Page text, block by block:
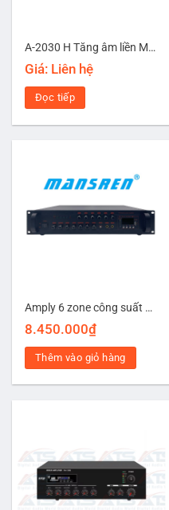
A-2030 H Tăng âm liền Mixer
Giá: Liên hệ
Đọc tiếp
Amply 6 zone công suất 150W Mansren FA-6150HT
8.450.000₫
Thêm vào giỏ hàng